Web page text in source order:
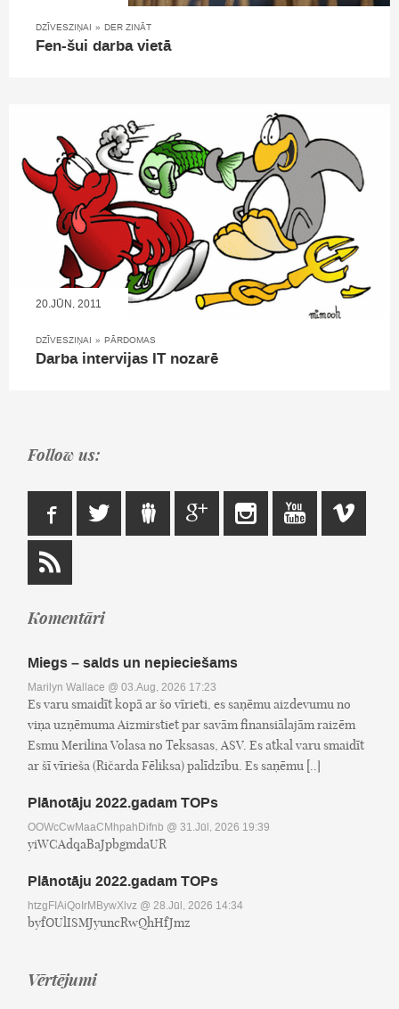
DZĪVESZIŅAI » DER ZINĀT
Fen-šui darba vietā
20.JŪN, 2011
DZĪVESZIŅAI » PĀRDOMAS
Darba intervijas IT nozarē
Follow us:
Komentāri
Miegs – salds un nepieciešams
Marilyn Wallace @ 03.Aug, 2026 17:23
Es varu smaidīt kopā ar šo vīrieti, es saņēmu aizdevumu no
viņa uzņēmuma Aizmirstiet par savām finansiālajām raizēm
Esmu Merilina Volasa no Teksasas, ASV. Es atkal varu smaidīt
ar šī vīrieša (Ričarda Fēliksa) palīdzību. Es saņēmu [..]
Plānotāju 2022.gadam TOPs
OOWcCwMaaCMhpahDifnb @ 31.Jūl, 2026 19:39
yiWCAdqaBaJpbgmdaUR
Plānotāju 2022.gadam TOPs
htzgFIAiQoIrMBywXlvz @ 28.Jūl, 2026 14:34
byfOUlISMJyuncRwQhHfJmz
Vērtējumi